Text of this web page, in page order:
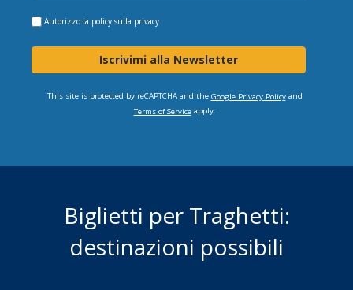
Autorizzo la policy sulla privacy
Iscrivimi alla Newsletter
This site is protected by reCAPTCHA and the Google Privacy Policyand
Terms of Serviceapply.
Biglietti per Traghetti:
destinazioni possibili